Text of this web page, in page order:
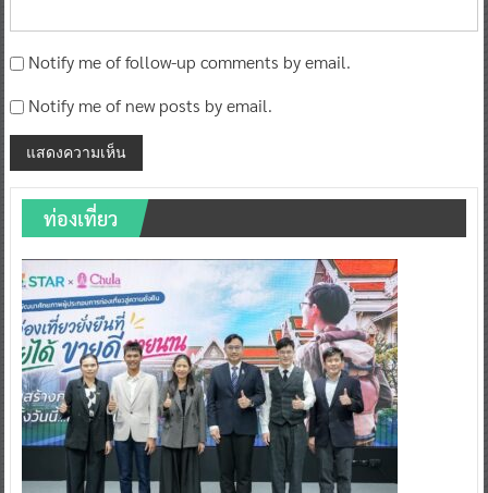
Notify me of follow-up comments by email.
Notify me of new posts by email.
ท่องเที่ยว